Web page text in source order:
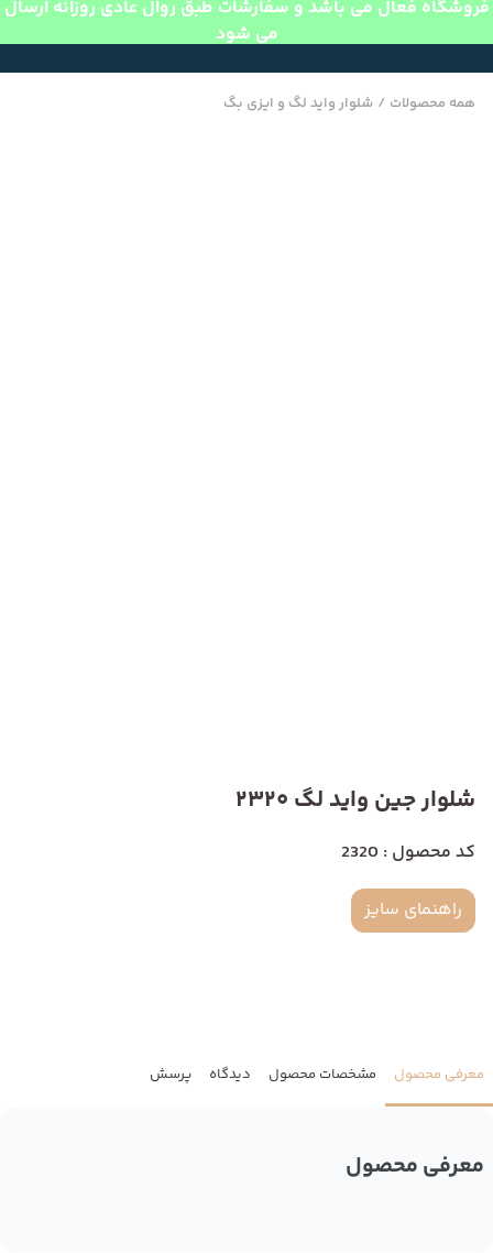
فروشگاه فعال می باشد و سفارشات طبق روال عادی روزانه ارسال
می شود
همه محصولات / شلوار واید لگ و ایزی بگ
شلوار جین واید لگ 2320
کد محصول : 2320
راهنمای سایز
معرفی محصول مشخصات محصول دیدگاه پرسش
معرفی محصول